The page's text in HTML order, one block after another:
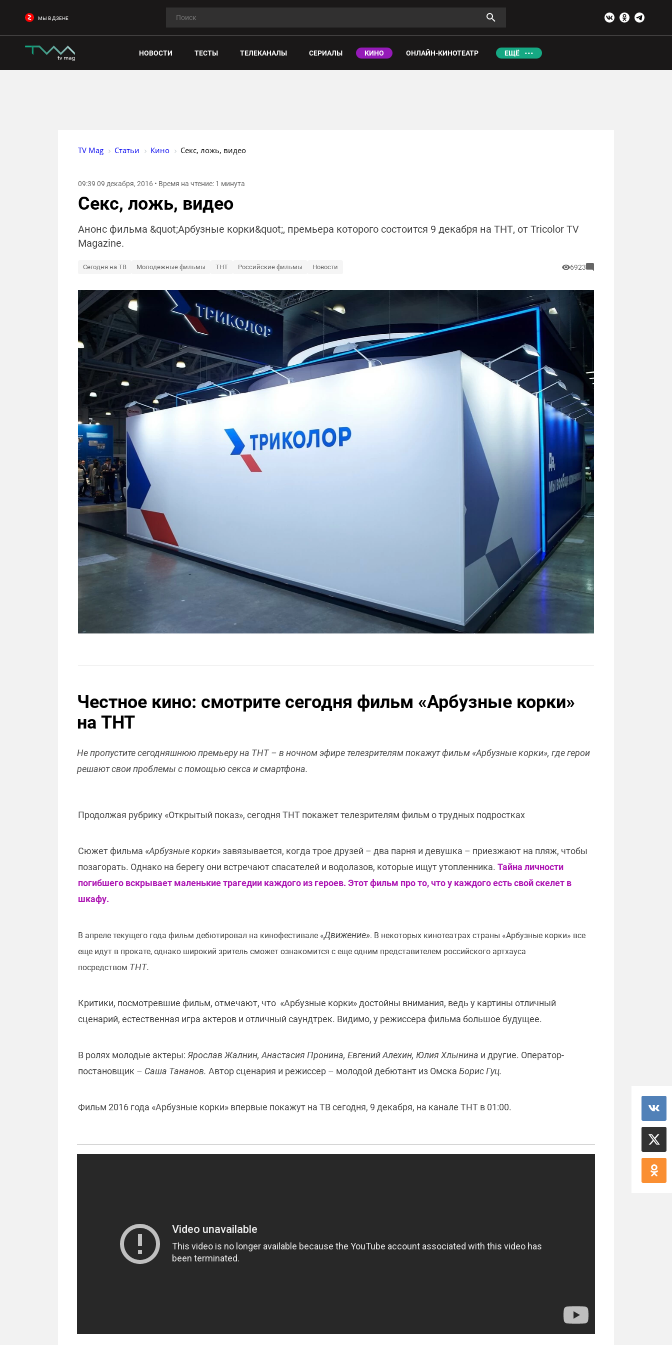
МЫ В ДЗЕНЕ
НОВОСТИ ТЕСТЫ ТЕЛЕКАНАЛЫ СЕРИАЛЫ КИНО ОНЛАЙН-КИНОТЕАТР ЕЩЁ
TV Mag Статьи Кино Секс, ложь, видео
09:39 09 декабря, 2016 • Время на чтение: 1 минута
Секс, ложь, видео
Анонс фильма &quot;Арбузные корки&quot;, премьера которого состоится 9 декабря на ТНТ, от Tricolor TV
Magazine.
Сегодня на ТВ Молодежные фильмы ТНТ Российские фильмы Новости 6923
Честное кино: смотрите сегодня фильм «Арбузные корки»
на ТНТ
Не пропустите сегодняшнюю премьеру на ТНТ – в ночном эфире телезрителям покажут фильм «Арбузные корки», где герои
решают свои проблемы с помощью секса и смартфона.
Продолжая рубрику «Открытый показ», сегодня ТНТ покажет телезрителям фильм о трудных подростках
Сюжет фильма «Арбузные корки» завязывается, когда трое друзей – два парня и девушка – приезжают на пляж, чтобы
позагорать. Однако на берегу они встречают спасателей и водолазов, которые ищут утопленника. Тайна личности
погибшего вскрывает маленькие трагедии каждого из героев. Этот фильм про то, что у каждого есть свой скелет в
шкафу.
В апреле текущего года фильм дебютировал на кинофестивале «Движение». В некоторых кинотеатрах страны «Арбузные корки» все
еще идут в прокате, однако широкий зритель сможет ознакомится с еще одним представителем российского артхауса
посредством ТНТ.
Критики, посмотревшие фильм, отмечают, что «Арбузные корки» достойны внимания, ведь у картины отличный
сценарий, естественная игра актеров и отличный саундтрек. Видимо, у режиссера фильма большое будущее.
В ролях молодые актеры: Ярослав Жалнин, Анастасия Пронина, Евгений Алехин, Юлия Хлынина и другие. Оператор-
постановщик – Саша Тананов. Автор сценария и режиссер – молодой дебютант из Омска Борис Гуц.
Фильм 2016 года «Арбузные корки» впервые покажут на ТВ сегодня, 9 декабря, на канале ТНТ в 01:00.